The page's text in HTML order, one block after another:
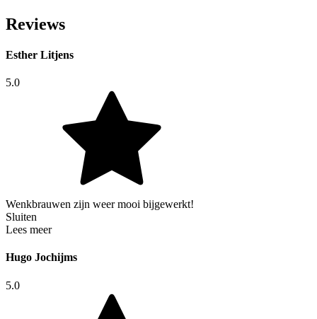
Reviews
Esther Litjens
5.0
Wenkbrauwen zijn weer mooi bijgewerkt!
Sluiten
Lees meer
Hugo Jochijms
5.0